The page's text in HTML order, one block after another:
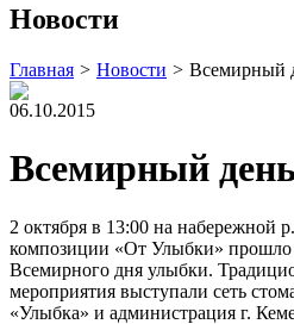
Новости
Главная > Новости > Всемирный
06.10.2015
Всемирный
2 октября в 13:00 на набережной
композиции «От Улыбки» прошло
Всемирного дня улыбки.
мероприятия выступали сеть
«Улыбка» и администрация г.